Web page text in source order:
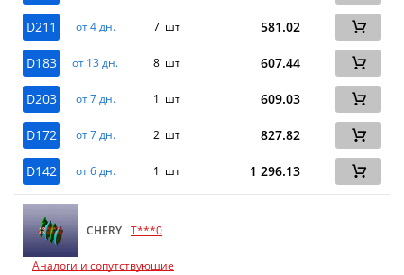
D211 от 4 дн. 7 шт 581.02
D183 от 13 дн. 8 шт 607.44
D203 от 7 дн. 1 шт 609.03
D172 от 7 дн. 2 шт 827.82
D142 от 6 дн. 1 шт 1 296.13
CHERY T***0
Аналоги и сопутствующие